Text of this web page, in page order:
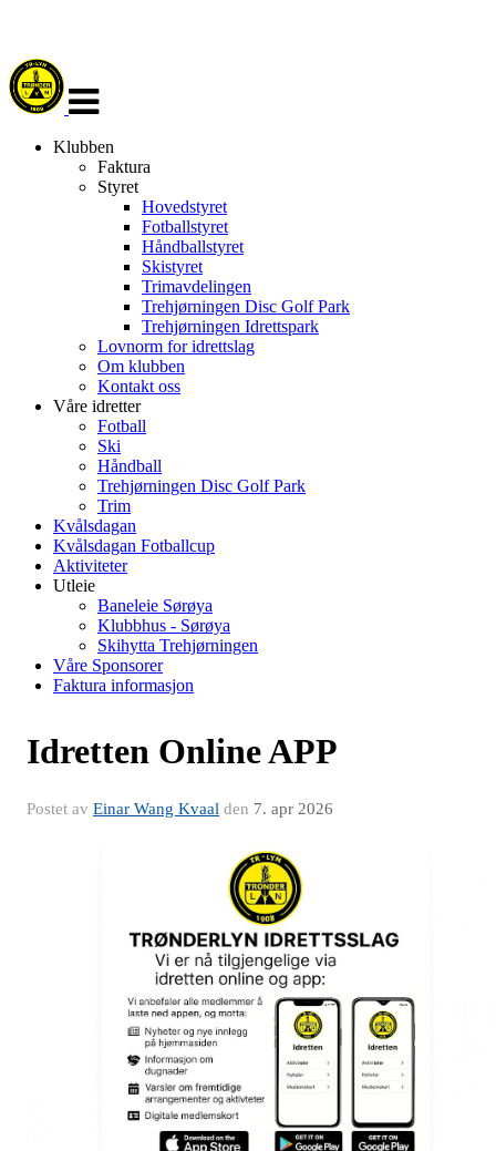
navigasjon
Klubben
Faktura
Styret
Hovedstyret
Fotballstyret
Håndballstyret
Skistyret
Trimavdelingen
Trehjørningen Disc Golf Park
Trehjørningen Idrettspark
Lovnorm for idrettslag
Om klubben
Kontakt oss
Våre idretter
Fotball
Ski
Håndball
Trehjørningen Disc Golf Park
Trim
Kvålsdagan
Kvålsdagan Fotballcup
Aktiviteter
Utleie
Baneleie Sørøya
Klubbhus - Sørøya
Skihytta Trehjørningen
Våre Sponsorer
Faktura informasjon
Idretten Online APP
Postet av Einar Wang Kvaal den 7. apr 2026